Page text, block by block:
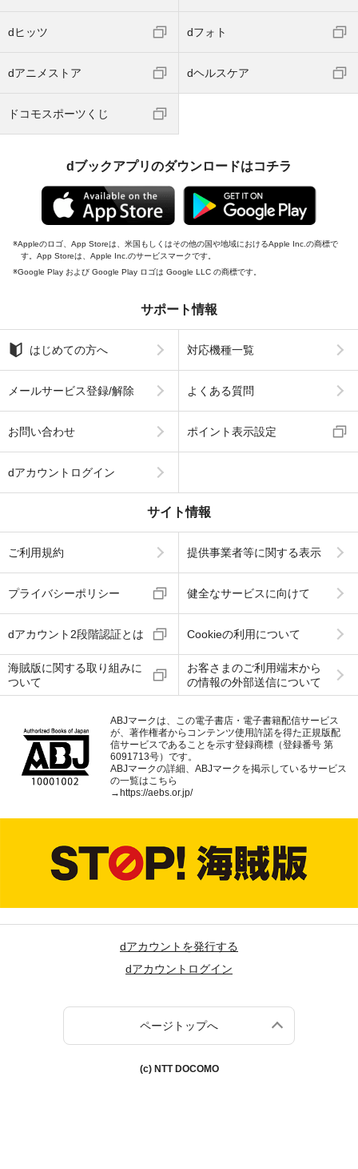
dヒッツ dフォト
dアニメストア dヘルスケア
ドコモスポーツくじ
dブックアプリのダウンロードはコチラ
Appleのロゴ、App Storeは、米国もしくはその他の国や地域におけるApple Inc.の商標で
す。App Storeは、Apple Inc.のサービスマークです。
Google Play および Google Play ロゴは Google LLC の商標です。
サポート情報
はじめての方へ 対応機種一覧
メールサービス登録/解除 よくある質問
お問い合わせ ポイント表示設定
dアカウントログイン
サイト情報
ご利用規約 提供事業者等に関する表示
プライバシーポリシー 健全なサービスに向けて
dアカウント2段階認証とは Cookieの利用について
海賊版に関する取り組みに
ついて
お客さまのご利用端末から
の情報の外部送信について
ABJマークは、この電子書店・電子書籍配信サービス
が、著作権者からコンテンツ使用許諾を得た正規版配
信サービスであることを示す登録商標（登録番号 第
6091713号）です。
ABJマークの詳細、ABJマークを掲示しているサービス
の一覧はこちら
→https://aebs.or.jp/
dアカウントを発行する
dアカウントログイン
ページトップへ
(c) NTT DOCOMO